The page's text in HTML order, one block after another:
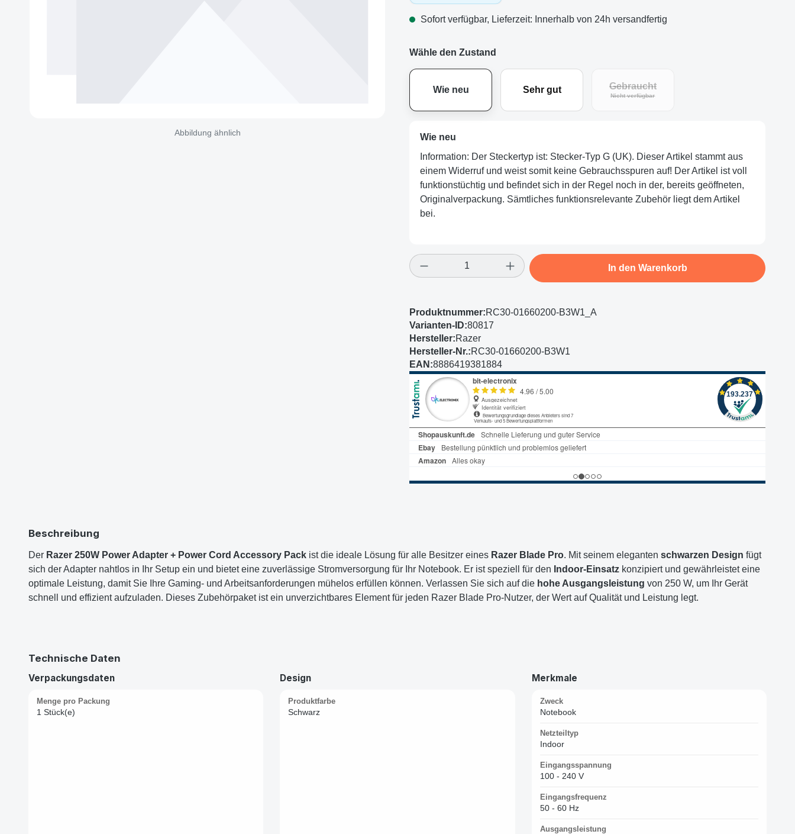
Abbildung ähnlich
Sofort verfügbar, Lieferzeit: Innerhalb von 24h versandfertig
Wähle den Zustand
Wie neu Sehr gut Gebraucht
Nicht verfügbar
Wie neu
Information: Der Steckertyp ist: Stecker-Typ G (UK). Dieser Artikel stammt aus
einem Widerruf und weist somit keine Gebrauchsspuren auf! Der Artikel ist voll
funktionstüchtig und befindet sich in der Regel noch in der, bereits geöffneten,
Originalverpackung. Sämtliches funktionsrelevante Zubehör liegt dem Artikel
bei.
Produkt Anzahl: Gib den gewünschten Wert ein oder
In den Warenkorb
Produktnummer:RC30-01660200-B3W1_A
Varianten-ID:80817
Hersteller:Razer
Hersteller-Nr.:RC30-01660200-B3W1
EAN:8886419381884
Beschreibung
Der Razer 250W Power Adapter + Power Cord Accessory Pack ist die ideale Lösung für alle Besitzer eines Razer Blade Pro. Mit seinem eleganten schwarzen Design fügt
sich der Adapter nahtlos in Ihr Setup ein und bietet eine zuverlässige Stromversorgung für Ihr Notebook. Er ist speziell für den Indoor-Einsatz konzipiert und gewährleistet eine
optimale Leistung, damit Sie Ihre Gaming- und Arbeitsanforderungen mühelos erfüllen können. Verlassen Sie sich auf die hohe Ausgangsleistung von 250 W, um Ihr Gerät
schnell und effizient aufzuladen. Dieses Zubehörpaket ist ein unverzichtbares Element für jeden Razer Blade Pro-Nutzer, der Wert auf Qualität und Leistung legt.
Technische Daten
Verpackungsdaten
Menge pro Packung
1 Stück(e)
Design
Produktfarbe
Schwarz
Merkmale
Zweck
Notebook
Netzteiltyp
Indoor
Eingangsspannung
100 - 240 V
Eingangsfrequenz
50 - 60 Hz
Ausgangsleistung